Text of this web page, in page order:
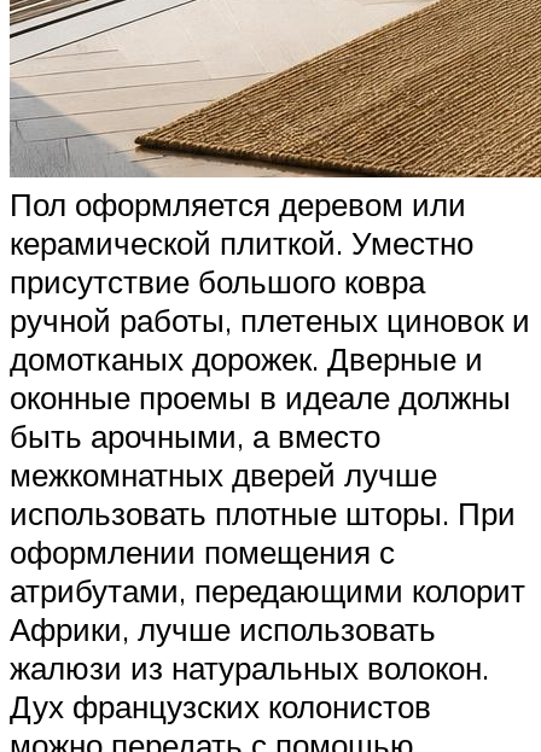
Пол оформляется деревом или
керамической плиткой. Уместно
присутствие большого ковра
ручной работы, плетеных циновок и
домотканых дорожек. Дверные и
оконные проемы в идеале должны
быть арочными, а вместо
межкомнатных дверей лучше
использовать плотные шторы. При
оформлении помещения с
атрибутами, передающими колорит
Африки, лучше использовать
жалюзи из натуральных волокон.
Дух французских колонистов